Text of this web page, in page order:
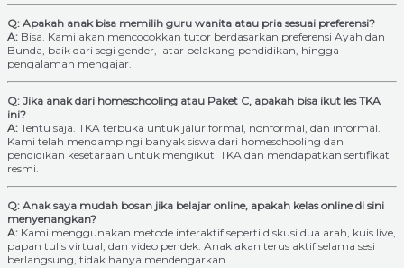
Q: Apakah anak bisa memilih guru wanita atau pria sesuai preferensi?
A: Bisa. Kami akan mencocokkan tutor berdasarkan preferensi Ayah dan
Bunda, baik dari segi gender, latar belakang pendidikan, hingga
pengalaman mengajar.
Q: Jika anak dari homeschooling atau Paket C, apakah bisa ikut les TKA
ini?
A: Tentu saja. TKA terbuka untuk jalur formal, nonformal, dan informal.
Kami telah mendampingi banyak siswa dari homeschooling dan
pendidikan kesetaraan untuk mengikuti TKA dan mendapatkan sertifikat
resmi.
Q: Anak saya mudah bosan jika belajar online, apakah kelas online di sini
menyenangkan?
A: Kami menggunakan metode interaktif seperti diskusi dua arah, kuis live,
papan tulis virtual, dan video pendek. Anak akan terus aktif selama sesi
berlangsung, tidak hanya mendengarkan.